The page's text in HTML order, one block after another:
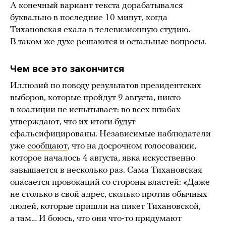
А конечный вариант текста дорабатывался
буквально в последние 10 минут, когда
Тихановская ехала в телевизионную студию.
В таком же духе решаются и остальные вопросы.
Чем все это закончится
Иллюзий по поводу результатов президентских
выборов, которые пройдут 9 августа, никто
в коалиции не испытывает: во всех штабах
утверждают, что их итоги будут
сфальсифицированы. Независимые наблюдатели
уже сообщают, что на досрочном голосовании,
которое началось 4 августа, явка искусственно
завышается в несколько раз. Сама Тихановская
опасается провокаций со стороны властей: «Даже
не столько в свой адрес, сколько против обычных
людей, которые пришли на пикет Тихановской,
а там… И боюсь, что они что-то придумают